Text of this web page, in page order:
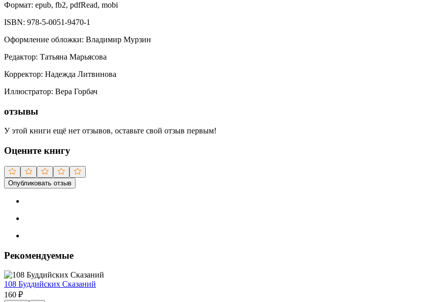
Формат: epub, fb2, pdfRead, mobi
ISBN: 978-5-0051-9470-1
Оформление обложки: Владимир Мурзин
Редактор: Татьяна Марьясова
Корректор: Надежда Литвинова
Иллюстратор: Вера Горбач
отзывы
У этой книги ещё нет отзывов, оставьте свой отзыв первым!
Оцените книгу
Опубликовать отзыв
Рекомендуемые
108 Буддийских Сказаний
160 ₽